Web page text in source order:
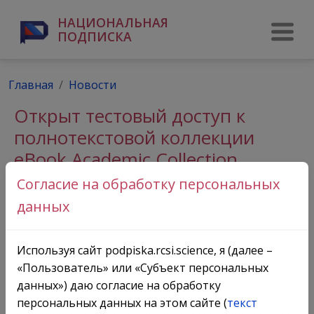
НАЦИОНАЛЬНАЯ
ПОДПИСКА
Главная Новости
Открыт тестовый доступ к
полнотекстовой коллекции
eBook Academic Collection
компании EBSCO
Тестовый доступ продлен до 31 декабря 2021
РФФИ информирует о том, что с18 октября по 18
декабря2021 года открыт тестовый доступ к
Согласие на обработку персональных
данных
Используя сайт podpiska.rcsi.science, я (далее –
«Пользователь» или «Субъект персональных
данных») даю согласие на обработку
персональных данных на этом сайте (текст